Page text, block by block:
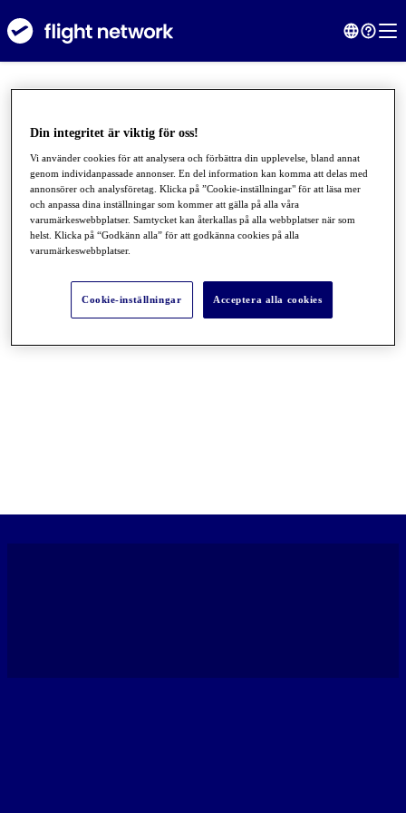
●●●
Din integritet är viktig för oss!
Vi använder cookies för att analysera och förbättra din upplevelse, bland annat
genom individanpassade annonser. En del information kan komma att delas med
annonsörer och analysföretag. Klicka på ”Cookie-inställningar" för att läsa mer
och anpassa dina inställningar som kommer att gälla på alla våra
varumärkeswebbplatser. Samtycket kan återkallas på alla webbplatser när som
helst. Klicka på “Godkänn alla” för att godkänna cookies på alla
varumärkeswebbplatser.
Cookie-inställningar Acceptera alla cookies